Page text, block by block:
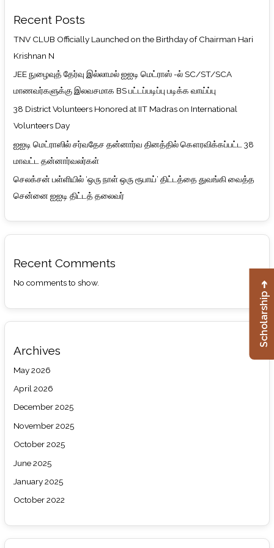
Recent Posts
TNV CLUB Officially Launched on the Birthday of Chairman Hari
Krishnan N
JEE நுழைவுத் தேர்வு இல்லாமல் ஐஐடி மெட்ராஸ் -ல் SC/ST/SCA
மாணவர்களுக்கு இலவசமாக BS பட்டப்படிப்பு படிக்க வாய்ப்பு
38 District Volunteers Honored at IIT Madras on International
Volunteers Day
ஐஐடி மெட்ராஸில் சர்வதேச தன்னார்வ தினத்தில் கௌரவிக்கப்பட்ட 38
மாவட்ட தன்னார்வலர்கள்
செலக்சன் பள்ளியில் ‘ஒரு நாள் ஒரு ரூபாய்’ திட்டத்தை துவங்கி வைத்த
சென்னை ஐஐடி திட்டத் தலைவர்
Recent Comments
No comments to show.
Archives
May 2026
April 2026
December 2025
November 2025
October 2025
June 2025
January 2025
October 2022
Scholarship ➔